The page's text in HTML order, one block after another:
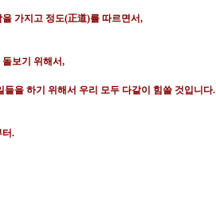
가지고 정도(正道)를 따르면서,
보기 위해서,
을 하기 위해서 우리 모두 다같이 힘쓸 것입니다.
.